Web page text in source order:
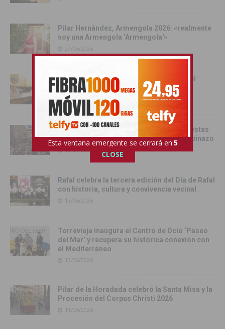
Pilar Hernández, Armengola 2026: «realmente
soy una Armengola ‘Armengola'»
29/06/2026
Las senadoras de la Vega Baja acercan el
Senado a la comarca
17/06/2026
Catral da el pistoletazo de salida a las fiestas
de San Juan 2026 con el Festival del Chupinazo
13/06/2026
Rafal celebra la tercera edición del Día de Rafal
con historia, cultura y convivencia vecinal
13/06/2026
Torrevieja inaugura el Centro de Ocio ‘Paseo
del Mar’ y recupera su histórica conexión con
el Mediterráneo
12/06/2026
Pilar de la Horadada celebró la Santa Misa y la
Procesión del Corpus Christi 2026
11/06/2026
Esta ventana emergente se cerrará en:4
CLOSE